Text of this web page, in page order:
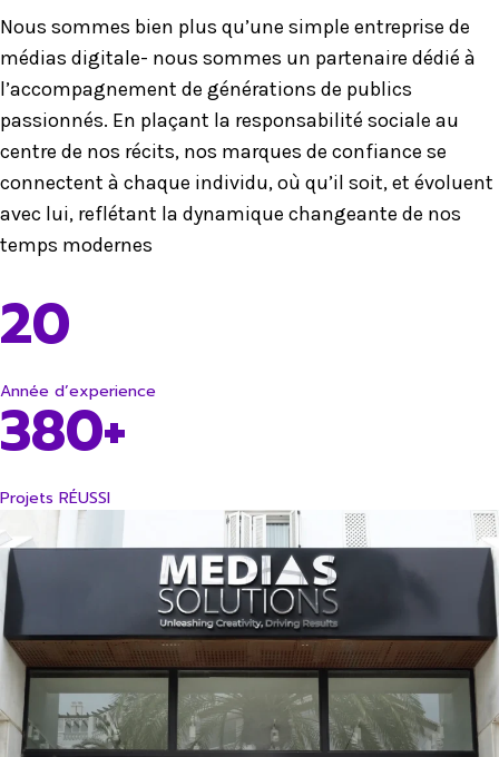
Nous sommes bien plus qu’une simple entreprise de
médias digitale- nous sommes un partenaire dédié à
l’accompagnement de générations de publics
passionnés. En plaçant la responsabilité sociale au
centre de nos récits, nos marques de confiance se
connectent à chaque individu, où qu’il soit, et évoluent
avec lui, reflétant la dynamique changeante de nos
temps modernes
20
Année d’experience
380+
Projets RÉUSSI